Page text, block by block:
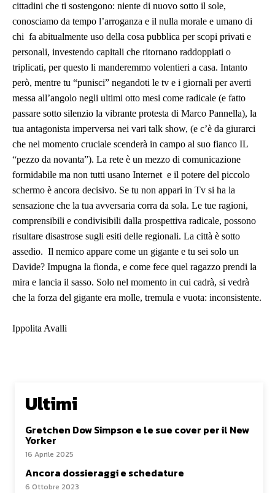
cittadini che ti sostengono: niente di nuovo sotto il sole,
conosciamo da tempo l’arroganza e il nulla morale e umano di
chi fa abitualmente uso della cosa pubblica per scopi privati e
personali, investendo capitali che ritornano raddoppiati o
triplicati, per questo li manderemmo volentieri a casa. Intanto
però, mentre tu “punisci” negandoti le tv e i giornali per averti
messa all’angolo negli ultimi otto mesi come radicale (e fatto
passare sotto silenzio la vibrante protesta di Marco Pannella), la
tua antagonista imperversa nei vari talk show, (e c’è da giurarci
che nel momento cruciale scenderà in campo al suo fianco IL
“pezzo da novanta”). La rete è un mezzo di comunicazione
formidabile ma non tutti usano Internet e il potere del piccolo
schermo è ancora decisivo. Se tu non appari in Tv si ha la
sensazione che la tua avversaria corra da sola. Le tue ragioni,
comprensibili e condivisibili dalla prospettiva radicale, possono
risultare disastrose sugli esiti delle regionali. La città è sotto
assedio. Il nemico appare come un gigante e tu sei solo un
Davide? Impugna la fionda, e come fece quel ragazzo prendi la
mira e lancia il sasso. Solo nel momento in cui cadrà, si vedrà
che la forza del gigante era molle, tremula e vuota: inconsistente.
Ippolita Avalli
Ultimi
Gretchen Dow Simpson e le sue cover per il New
Yorker
16 Aprile 2025
Ancora dossieraggi e schedature
6 Ottobre 2023